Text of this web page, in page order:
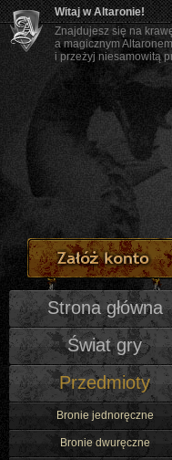
Witaj w Altaronie!
Znajdujesz się na
a magicznym
i przeżyj niesamowitą
Strona główna
Świat gry
Przedmioty
Bronie jednoręczne
Bronie dwuręczne